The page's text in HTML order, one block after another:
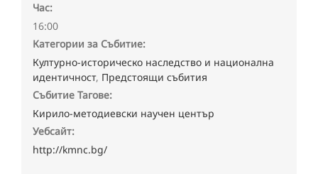
Час:
16:00
Категории за Събитие:
Културно-историческо наследство и национална
идентичност, Предстоящи събития
Събитие Тагове:
Кирило-методиевски научен център
Уебсайт:
http://kmnc.bg/